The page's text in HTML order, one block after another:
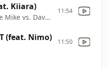
Kiiara)
Dimitri Vegas & Like Mike vs. David Guetta
11:54
(feat. Nimo) 11:50